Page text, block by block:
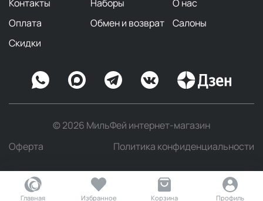
Главная Избранное Корзина Профиль
Контакты
Наборы
О нас
Оплата
Обмен и возврат
Салоны
Скидки
© 2026 МильФей интернет-магазин
Оферта
Политика конфиденциальности